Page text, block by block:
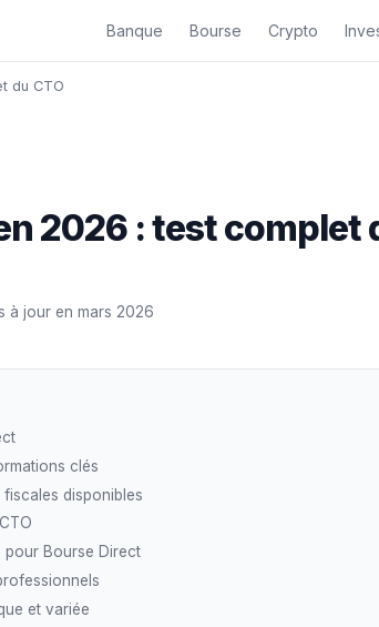
Banque Bourse Crypto
du CTO
2026 : test complet
à jour en mars 2026
clés
disponibles
pour Bourse Direct
et variée